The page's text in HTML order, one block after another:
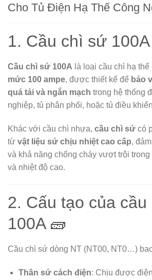
Cho Tủ Điện Hạ Thế Công
1. Cầu chì sứ
Cầu chì sứ 100A là loại cầu chì hạ thế
mức 100 ampe, được thiết kế để bảo
quá tải và ngắn mạch trong hệ thống
nghiệp, tủ phân phối, hoặc tủ điều
Khác với cầu chì nhựa, cầu chì sứ có
từ vật liệu sứ chịu nhiệt cao cấp,
và khả năng chống cháy vượt trội
và nhiệt độ cao.
2. Cấu tạo của
100A 🧱
Cầu chì sứ dòng NT (NT00, NT0…)
Thân sứ cách điện: Chịu được